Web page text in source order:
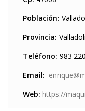
Población:
Provincia:
Teléfono: 983
Email:
Web: https://